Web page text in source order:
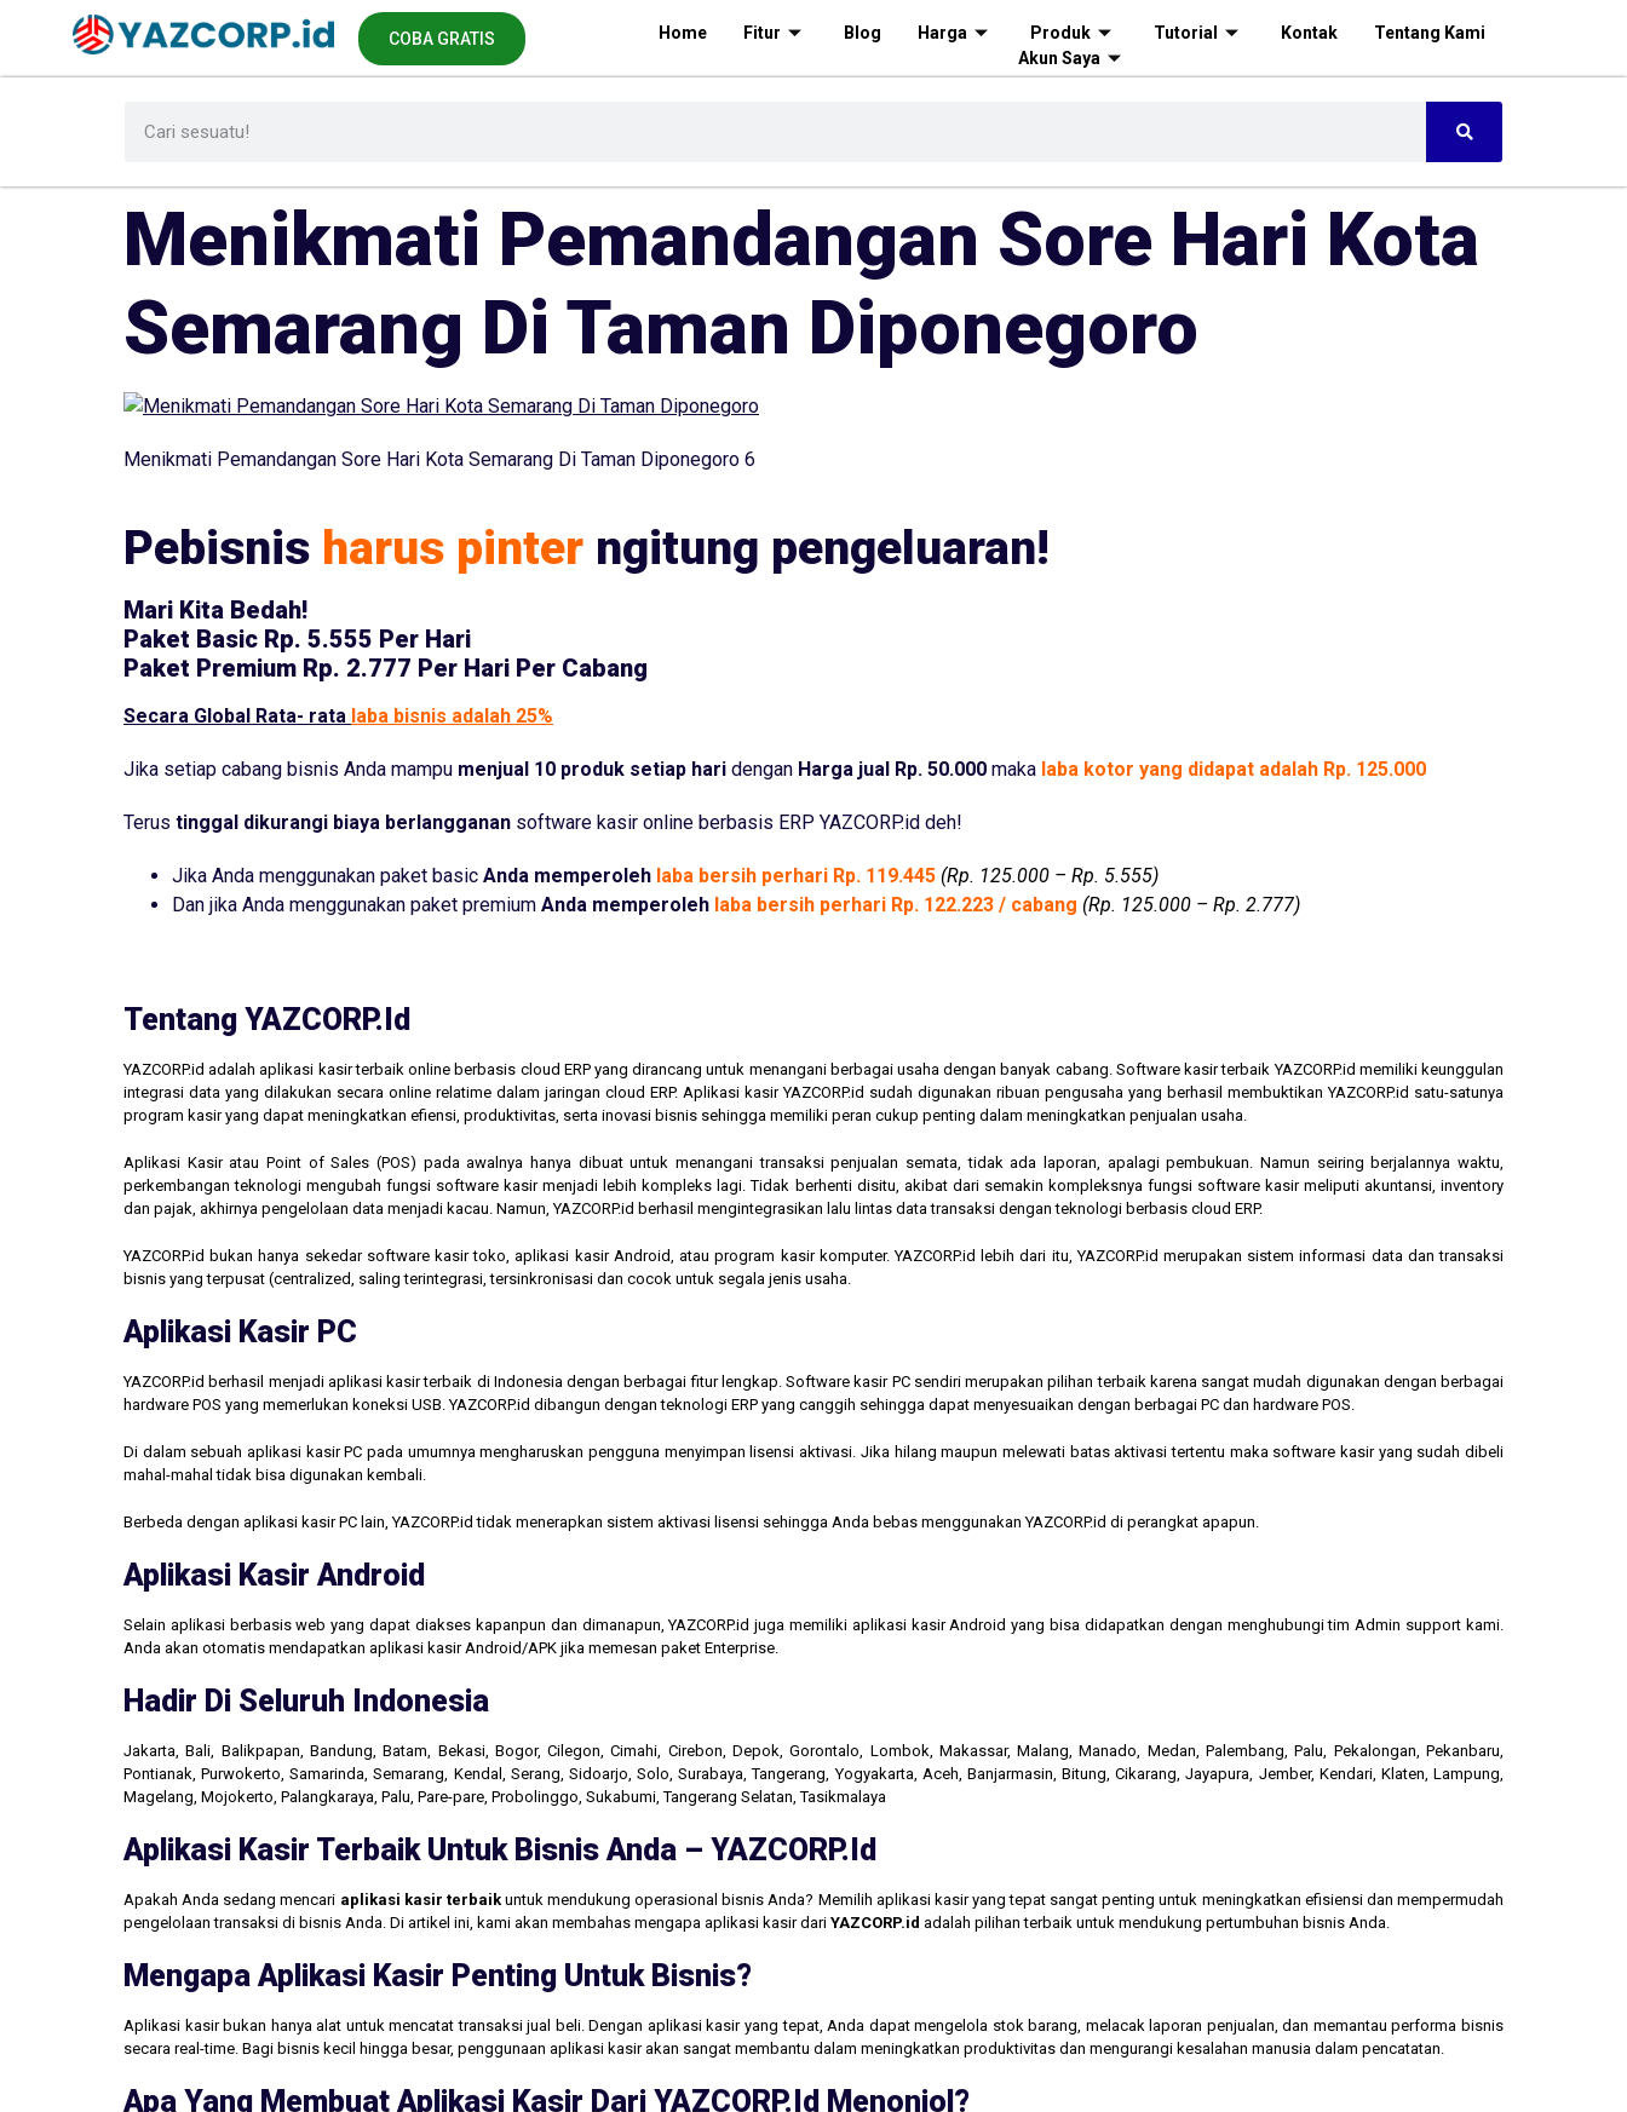
COBA GRATIS Home Fitur Blog Harga Produk Tutorial Kontak
Tentang Kami
Akun Saya
Menikmati Pemandangan Sore Hari Kota
Semarang Di Taman Diponegoro
Menikmati Pemandangan Sore Hari Kota Semarang Di Taman Diponegoro 6
Pebisnis harus pinter ngitung pengeluaran!
Mari Kita Bedah!
Paket Basic Rp. 5.555 Per Hari
Paket Premium Rp. 2.777 Per Hari Per Cabang
Secara Global Rata- rata laba bisnis adalah 25%
Jika setiap cabang bisnis Anda mampu menjual 10 produk setiap hari dengan Harga jual Rp. 50.000 maka laba kotor yang didapat adalah Rp. 125.000
Terus tinggal dikurangi biaya berlangganan software kasir online berbasis ERP YAZCORP.id deh!
Jika Anda menggunakan paket basic Anda memperoleh laba bersih perhari Rp. 119.445 (Rp. 125.000 – Rp. 5.555)
Dan jika Anda menggunakan paket premium Anda memperoleh laba bersih perhari Rp. 122.223 / cabang (Rp. 125.000 – Rp. 2.777)
Tentang YAZCORP.id
YAZCORP.id adalah aplikasi kasir terbaik online berbasis cloud ERP yang dirancang untuk menangani berbagai usaha dengan banyak cabang. Software kasir terbaik YAZCORP.id memiliki keunggulan
integrasi data yang dilakukan secara online relatime dalam jaringan cloud ERP. Aplikasi kasir YAZCORP.id sudah digunakan ribuan pengusaha yang berhasil membuktikan YAZCORP.id satu-satunya
program kasir yang dapat meningkatkan efiensi, produktivitas, serta inovasi bisnis sehingga memiliki peran cukup penting dalam meningkatkan penjualan usaha.
Aplikasi Kasir atau Point of Sales (POS) pada awalnya hanya dibuat untuk menangani transaksi penjualan semata, tidak ada laporan, apalagi pembukuan. Namun seiring berjalannya waktu,
perkembangan teknologi mengubah fungsi software kasir menjadi lebih kompleks lagi. Tidak berhenti disitu, akibat dari semakin kompleksnya fungsi software kasir meliputi akuntansi, inventory
dan pajak, akhirnya pengelolaan data menjadi kacau. Namun, YAZCORP.id berhasil mengintegrasikan lalu lintas data transaksi dengan teknologi berbasis cloud ERP.
YAZCORP.id bukan hanya sekedar software kasir toko, aplikasi kasir Android, atau program kasir komputer. YAZCORP.id lebih dari itu, YAZCORP.id merupakan sistem informasi data dan transaksi
bisnis yang terpusat (centralized, saling terintegrasi, tersinkronisasi dan cocok untuk segala jenis usaha.
Aplikasi Kasir PC
YAZCORP.id berhasil menjadi aplikasi kasir terbaik di Indonesia dengan berbagai fitur lengkap. Software kasir PC sendiri merupakan pilihan terbaik karena sangat mudah digunakan dengan berbagai
hardware POS yang memerlukan koneksi USB. YAZCORP.id dibangun dengan teknologi ERP yang canggih sehingga dapat menyesuaikan dengan berbagai PC dan hardware POS.
Di dalam sebuah aplikasi kasir PC pada umumnya mengharuskan pengguna menyimpan lisensi aktivasi. Jika hilang maupun melewati batas aktivasi tertentu maka software kasir yang sudah dibeli
mahal-mahal tidak bisa digunakan kembali.
Berbeda dengan aplikasi kasir PC lain, YAZCORP.id tidak menerapkan sistem aktivasi lisensi sehingga Anda bebas menggunakan YAZCORP.id di perangkat apapun.
Aplikasi Kasir Android
Selain aplikasi berbasis web yang dapat diakses kapanpun dan dimanapun, YAZCORP.id juga memiliki aplikasi kasir Android yang bisa didapatkan dengan menghubungi tim Admin support kami.
Anda akan otomatis mendapatkan aplikasi kasir Android/APK jika memesan paket Enterprise.
Hadir Di Seluruh Indonesia
Jakarta, Bali, Balikpapan, Bandung, Batam, Bekasi, Bogor, Cilegon, Cimahi, Cirebon, Depok, Gorontalo, Lombok, Makassar, Malang, Manado, Medan, Palembang, Palu, Pekalongan, Pekanbaru,
Pontianak, Purwokerto, Samarinda, Semarang, Kendal, Serang, Sidoarjo, Solo, Surabaya, Tangerang, Yogyakarta, Aceh, Banjarmasin, Bitung, Cikarang, Jayapura, Jember, Kendari, Klaten, Lampung,
Magelang, Mojokerto, Palangkaraya, Palu, Pare-pare, Probolinggo, Sukabumi, Tangerang Selatan, Tasikmalaya
Aplikasi Kasir Terbaik Untuk Bisnis Anda – YAZCORP.id
Apakah Anda sedang mencari aplikasi kasir terbaikuntuk mendukung operasional bisnis Anda? Memilih aplikasi kasir yang tepat sangat penting untuk meningkatkan efisiensi dan mempermudah
pengelolaan transaksi di bisnis Anda. Di artikel ini, kami akan membahas mengapa aplikasi kasir dari YAZCORP.id adalah pilihan terbaik untuk mendukung pertumbuhan bisnis Anda.
Mengapa Aplikasi Kasir Penting Untuk Bisnis?
Aplikasi kasir bukan hanya alat untuk mencatat transaksi jual beli. Dengan aplikasi kasir yang tepat, Anda dapat mengelola stok barang, melacak laporan penjualan, dan memantau performa bisnis
secara real-time. Bagi bisnis kecil hingga besar, penggunaan aplikasi kasir akan sangat membantu dalam meningkatkan produktivitas dan mengurangi kesalahan manusia dalam pencatatan.
Apa Yang Membuat Aplikasi Kasir Dari YAZCORP.id Menonjol?